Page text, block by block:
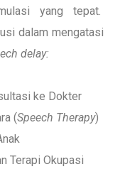
yang tepat.
dalam mengatasi
delay:
ke Dokter
(Speech Therapy)
Terapi Okupasi